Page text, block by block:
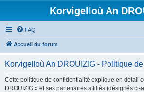
Korvigelloù An
FAQ
Accueil du forum
Korvigelloù An DROUIZIG - Politique
Cette politique de confidentialité explique en détail
DROUIZIG » et ses partenaires affiliés (désignés ci-